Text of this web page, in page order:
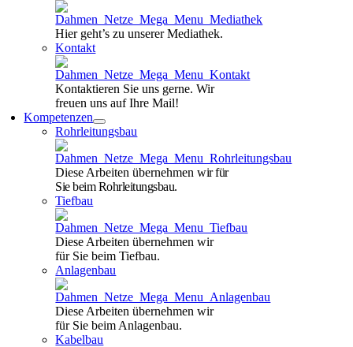
Hier geht’s zu unserer Mediathek.
Kontakt
Kontaktieren Sie uns gerne. Wir
freuen uns auf Ihre Mail!
Kompetenzen
Rohrleitungsbau
Diese Arbeiten übernehmenwir für
Sie beim Rohrleitungsbau.
Tiefbau
Diese Arbeiten übernehmen wir
für Sie beim Tiefbau.
Anlagenbau
Diese Arbeiten übernehmen wir
für Sie beim Anlagenbau.
Kabelbau